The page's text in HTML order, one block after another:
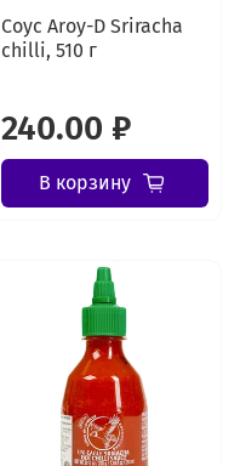
Соус Aroy-D Sriracha
chilli, 510 г
240.00 ₽
В корзину